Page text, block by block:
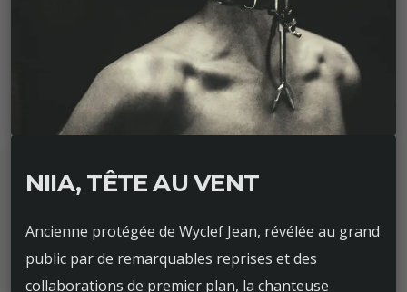
NIIA, TÊTE AU VENT
Ancienne protégée de Wyclef Jean, révélée au grand
public par de remarquables reprises et des
collaborations de premier plan, la chanteuse